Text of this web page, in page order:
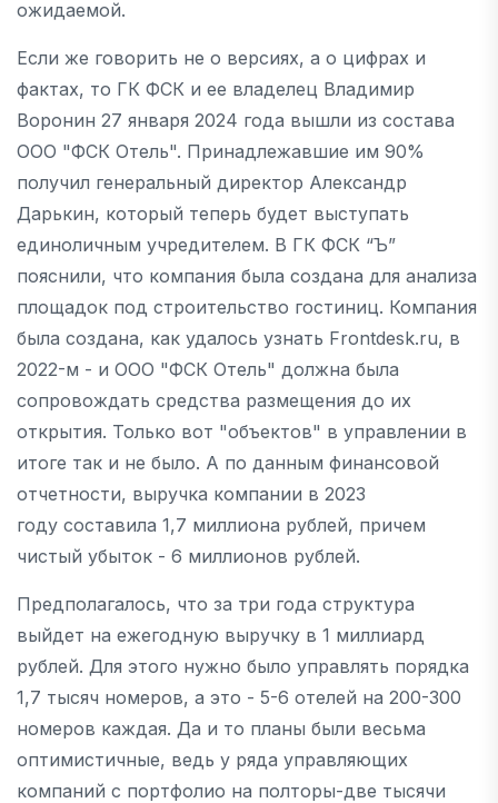
ожидаемой.
Если же говорить не о версиях, а о цифрах и
фактах, то ГК ФСК и ее владелец Владимир
Воронин 27 января 2024 года вышли из состава
ООО "ФСК Отель". Принадлежавшие им 90%
получил генеральный директор Александр
Дарькин, который теперь будет выступать
единоличным учредителем. В ГК ФСК “Ъ”
пояснили, что компания была создана для анализа
площадок под строительство гостиниц. Компания
была создана, как удалось узнать Frontdesk.ru, в
2022-м - и ООО "ФСК Отель" должна была
сопровождать средства размещения до их
открытия. Только вот "объектов" в управлении в
итоге так и не было. А по данным финансовой
отчетности, выручка компании в 2023
году составила 1,7 миллиона рублей, причем
чистый убыток - 6 миллионов рублей.
Предполагалось, что за три года структура
выйдет на ежегодную выручку в 1 миллиард
рублей. Для этого нужно было управлять порядка
1,7 тысяч номеров, а это - 5-6 отелей на 200-300
номеров каждая. Да и то планы были весьма
оптимистичные, ведь у ряда управляющих
компаний с портфолио на полторы-две тысячи